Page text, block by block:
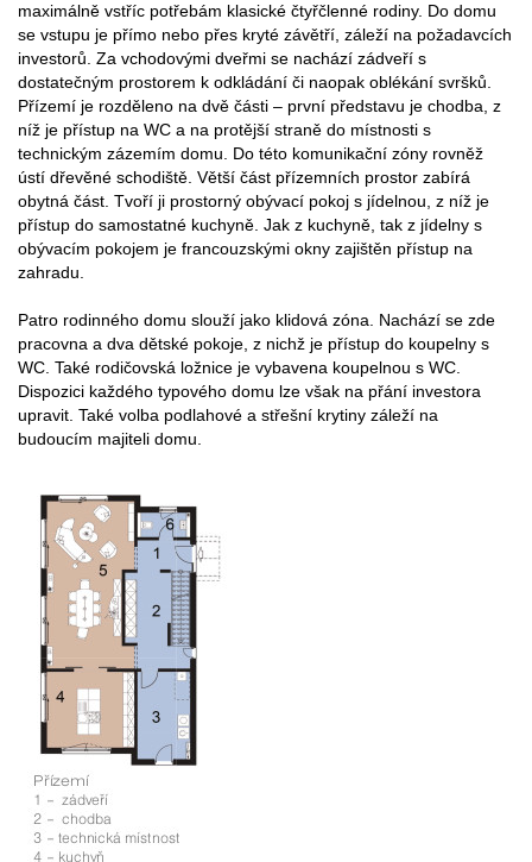
maximálně vstříc potřebám klasické čtyřčlenné rodiny. Do domu
se vstupu je přímo nebo přes kryté závětří, záleží na požadavcích
investorů. Za vchodovými dveřmi se nachází zádveří s
dostatečným prostorem k odkládání či naopak oblékání svršků.
Přízemí je rozděleno na dvě části – první představu je chodba, z
níž je přístup na WC a na protější straně do místnosti s
technickým zázemím domu. Do této komunikační zóny rovněž
ústí dřevěné schodiště. Větší část přízemních prostor zabírá
obytná část. Tvoří ji prostorný obývací pokoj s jídelnou, z níž je
přístup do samostatné kuchyně. Jak z kuchyně, tak z jídelny s
obývacím pokojem je francouzskými okny zajištěn přístup na
zahradu.
Patro rodinného domu slouží jako klidová zóna. Nachází se zde
pracovna a dva dětské pokoje, z nichž je přístup do koupelny s
WC. Také rodičovská ložnice je vybavena koupelnou s WC.
Dispozici každého typového domu lze však na přání investora
upravit. Také volba podlahové a střešní krytiny záleží na
budoucím majiteli domu.